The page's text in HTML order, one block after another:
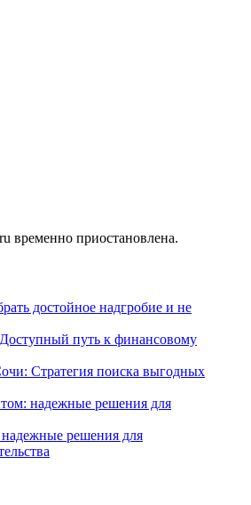
временно приостановлена.
достойное надгробие и не
путь к финансовому
Стратегия поиска выгодных
надежные решения для
надежные решения для